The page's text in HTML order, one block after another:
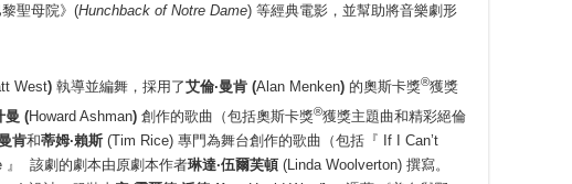
聖母院》(Hunchback of Notre Dame) 等經典電影，並幫助將音樂劇形
West) 執導並編舞，採用了艾倫·曼肯 (Alan Menken) 的奧斯卡獎®獲獎
曼 (Howard Ashman) 創作的歌曲（包括奧斯卡獎®獲獎主題曲和精彩絕倫
曼肯和蒂姆·賴斯 (Tim Rice) 專門為舞台創作的歌曲（包括『 If I Can’t
』 該劇的劇本由原劇本作者琳達·伍爾芙頓(Linda Woolverton) 撰寫。